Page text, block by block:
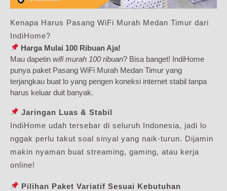
Kenapa Harus Pasang WiFi Murah Medan Timur dari
IndiHome?
Harga Mulai 100 Ribuan Aja!
Mau dapetin wifi murah 100 ribuan? Bisa banget! IndiHome
punya paket Pasang WiFi Murah Medan Timur yang
terjangkau buat lo yang pengen koneksi internet stabil tanpa
harus keluar duit banyak.
Jaringan Luas & Stabil
IndiHome udah tersebar di seluruh Indonesia, jadi lo
nggak perlu takut soal sinyal yang naik-turun. Dijamin
makin nyaman buat streaming, gaming, atau kerja
online!
Pilihan Paket Variatif Sesuai Kebutuhan